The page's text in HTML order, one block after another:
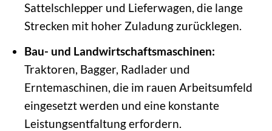
Sattelschlepper und Lieferwagen, die lange
Strecken mit hoher Zuladung zurücklegen.
Bau- und Landwirtschaftsmaschinen:
Traktoren, Bagger, Radlader und
Erntemaschinen, die im rauen Arbeitsumfeld
eingesetzt werden und eine konstante
Leistungsentfaltung erfordern.